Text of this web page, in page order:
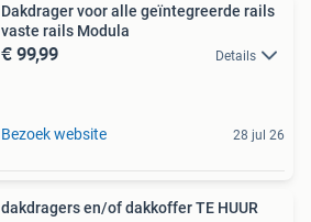
Dakdrager voor alle geïntegreerde rails
vaste rails Modula
€ 99,99 Details
Bezoek website 28 jul 26
dakdragers en/of dakkoffer TE HUUR